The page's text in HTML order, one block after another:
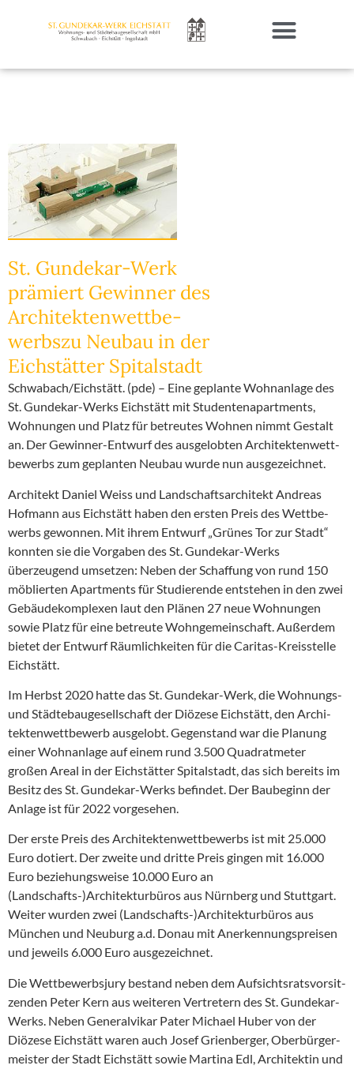
St. Gundekar-Werk
prämiert Gewinner des
Archi­tek­ten­wett­be­
werbszu Neubau in der
Eichstätter Spital­stadt
Schwabach/Eichstätt. (pde) – Eine geplante Wohnanlage des
St. Gundekar-Werks Eichstätt mit Studen­ten­apart­ments,
Wohnungen und Platz für betreutes Wohnen nimmt Gestalt
an. Der Gewinner-Entwurf des ausge­lobten Archi­tek­ten­wett­
be­werbs zum geplanten Neubau wurde nun ausge­zeichnet.
Architekt Daniel Weiss und Landschafts­ar­chitekt Andreas
Hofmann aus Eichstätt haben den ersten Preis des Wettbe­
werbs gewonnen. Mit ihrem Entwurf „Grünes Tor zur Stadt“
konnten sie die Vorgaben des St. Gundekar-Werks
überzeugend umsetzen: Neben der Schaffung von rund 150
möblierten Apart­ments für Studie­rende entstehen in den zwei
Gebäu­de­kom­plexen laut den Plänen 27 neue Wohnungen
sowie Platz für eine betreute Wohnge­mein­schaft. Außerdem
bietet der Entwurf Räumlich­keiten für die Caritas-Kreis­stelle
Eichstätt.
Im Herbst 2020 hatte das St. Gundekar-Werk, die Wohnungs-
und Städte­bau­ge­sell­schaft der Diözese Eichstätt, den Archi­
tek­ten­wett­bewerb ausgelobt. Gegen­stand war die Planung
einer Wohnanlage auf einem rund 3.500 Quadrat­meter
großen Areal in der Eichstätter Spital­stadt, das sich bereits im
Besitz des St. Gundekar-Werks befindet. Der Baubeginn der
Anlage ist für 2022 vorge­sehen.
Der erste Preis des Archi­tek­ten­wett­be­werbs ist mit 25.000
Euro dotiert. Der zweite und dritte Preis gingen mit 16.000
Euro bezie­hungs­weise 10.000 Euro an
(Landschafts-)Architekturbüros aus Nürnberg und Stuttgart.
Weiter wurden zwei (Landschafts-)Architekturbüros aus
München und Neuburg a.d. Donau mit Anerken­nungs­preisen
und jeweils 6.000 Euro ausge­zeichnet.
Die Wettbe­werbsjury bestand neben dem Aufsichts­rats­vor­sit­
zenden Peter Kern aus weiteren Vertretern des St. Gundekar-
Werks. Neben General­vikar Pater Michael Huber von der
Diözese Eichstätt waren auch Josef Grien­berger, Oberbür­ger­
meister der Stadt Eichstätt sowie Martina Edl, Archi­tektin und